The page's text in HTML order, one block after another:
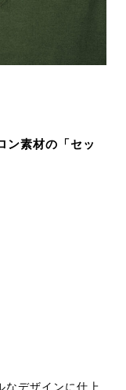
ン素材の「セッ
なデザインに仕上